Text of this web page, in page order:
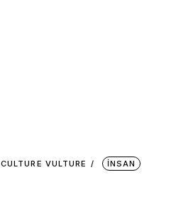
CULTURE VULTURE İNSAN